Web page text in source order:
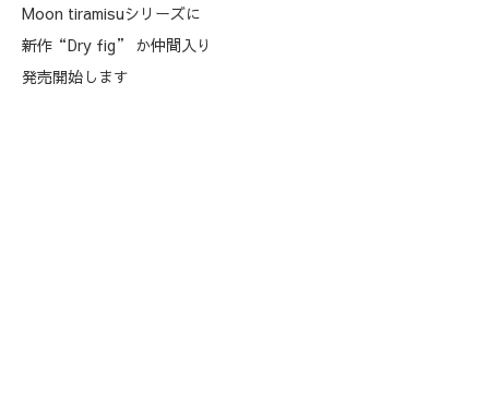
Moon tiramisuシリーズに
新作“Dry fig” か仲間入り
発売開始します